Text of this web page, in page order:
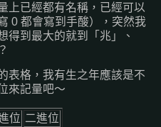
上已經都有名稱，已經可以
0 都會寫到手酸），突然我
得到最大的就到「兆」、
表格，我有生之年應該是不
來記量吧～
位 二進位